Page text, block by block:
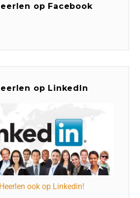
op Facebook
op LinkedIn
ook op Linkedin!